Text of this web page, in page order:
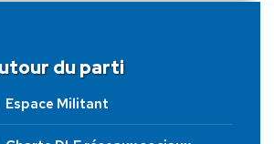
du parti
Espace Militant